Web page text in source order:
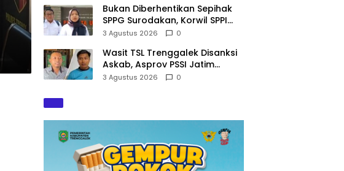
Bukan Diberhentikan Sepihak
SPPG Surodakan, Korwil SPPI
Trenggalek Ralat Pernyataan
3 Agustus 2026 0
Wasit TSL Trenggalek Disanksi
Askab, Asprov PSSI Jatim
Justru Terbitkan Surat Tugas di
3 Agustus 2026 0